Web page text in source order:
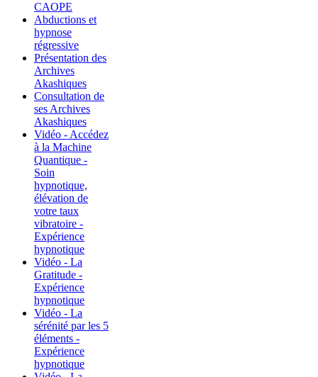
CAOPE
Abductions et
hypnose
régressive
Présentation des
Archives
Akashiques
Consultation de
ses Archives
Akashiques
Vidéo - Accédez
à la Machine
Quantique -
Soin
hypnotique,
élévation de
votre taux
vibratoire -
Expérience
hypnotique
Vidéo - La
Gratitude -
Expérience
hypnotique
Vidéo - La
sérénité par les 5
éléments -
Expérience
hypnotique